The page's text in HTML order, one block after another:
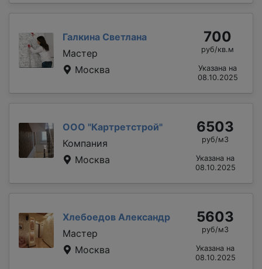
Галкина Светлана
Мастер
Москва
700
руб/кв.м
Указана на
08.10.2025
ООО "Картретстрой"
Компания
Москва
6503
руб/м3
Указана на
08.10.2025
Хлебоедов Александр
Мастер
Москва
5603
руб/м3
Указана на
08.10.2025